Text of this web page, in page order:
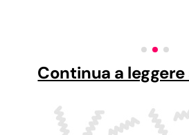
Continua a